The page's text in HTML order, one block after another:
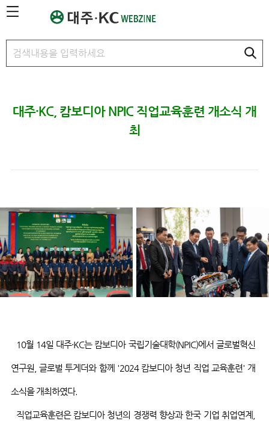
본문 바로가기
대주·KC, 캄보디아 NPIC 직업교육훈련 개소식 개
최
10월 14일 대주·KC는 캄보디아 국립기술대학(NPIC)에서 글로벌혁신
연구원 ,글로벌투게더와함께 '2024 캄보디아 청년 직업 교육훈련' 개
소식을 개최하였다.
직업교육훈련은 캄보디아 청년의 경쟁력 향상과 한국 기업 취업연계